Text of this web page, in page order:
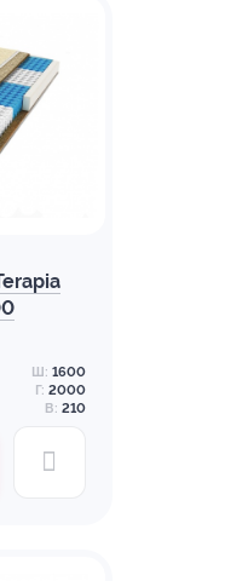
Ш: 1600
Г: 2000
В: 210